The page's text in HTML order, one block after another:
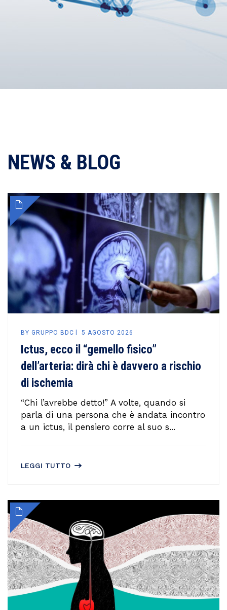
NEWS & BLOG
BY GRUPPO BDC 5 AGOSTO 2026
Ictus, ecco il “gemello fisico”
dell’arteria: dirà chi è davvero a rischio
di ischemia
“Chi l’avrebbe detto!” A volte, quando si
parla di una persona che è andata incontro
a un ictus, il pensiero corre al suo s...
LEGGI TUTTO